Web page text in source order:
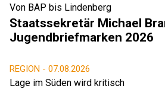
Von BAP bis Lindenberg
Staatssekretär Michael
Jugendbriefmarken 2026
REGION - 07.08.2026
Lage im Süden wird kritisch